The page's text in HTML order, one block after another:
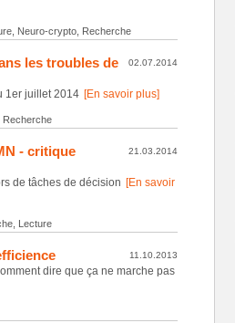
Neuro-crypto, Recherche
02.07.2014
les troubles de
1er juillet 2014 [En savoir plus]
Recherche
21.03.2014
- critique
de tâches de décision
[En savoir
Lecture
11.10.2013
dire que ça ne marche pas